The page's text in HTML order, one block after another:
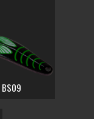
BS09